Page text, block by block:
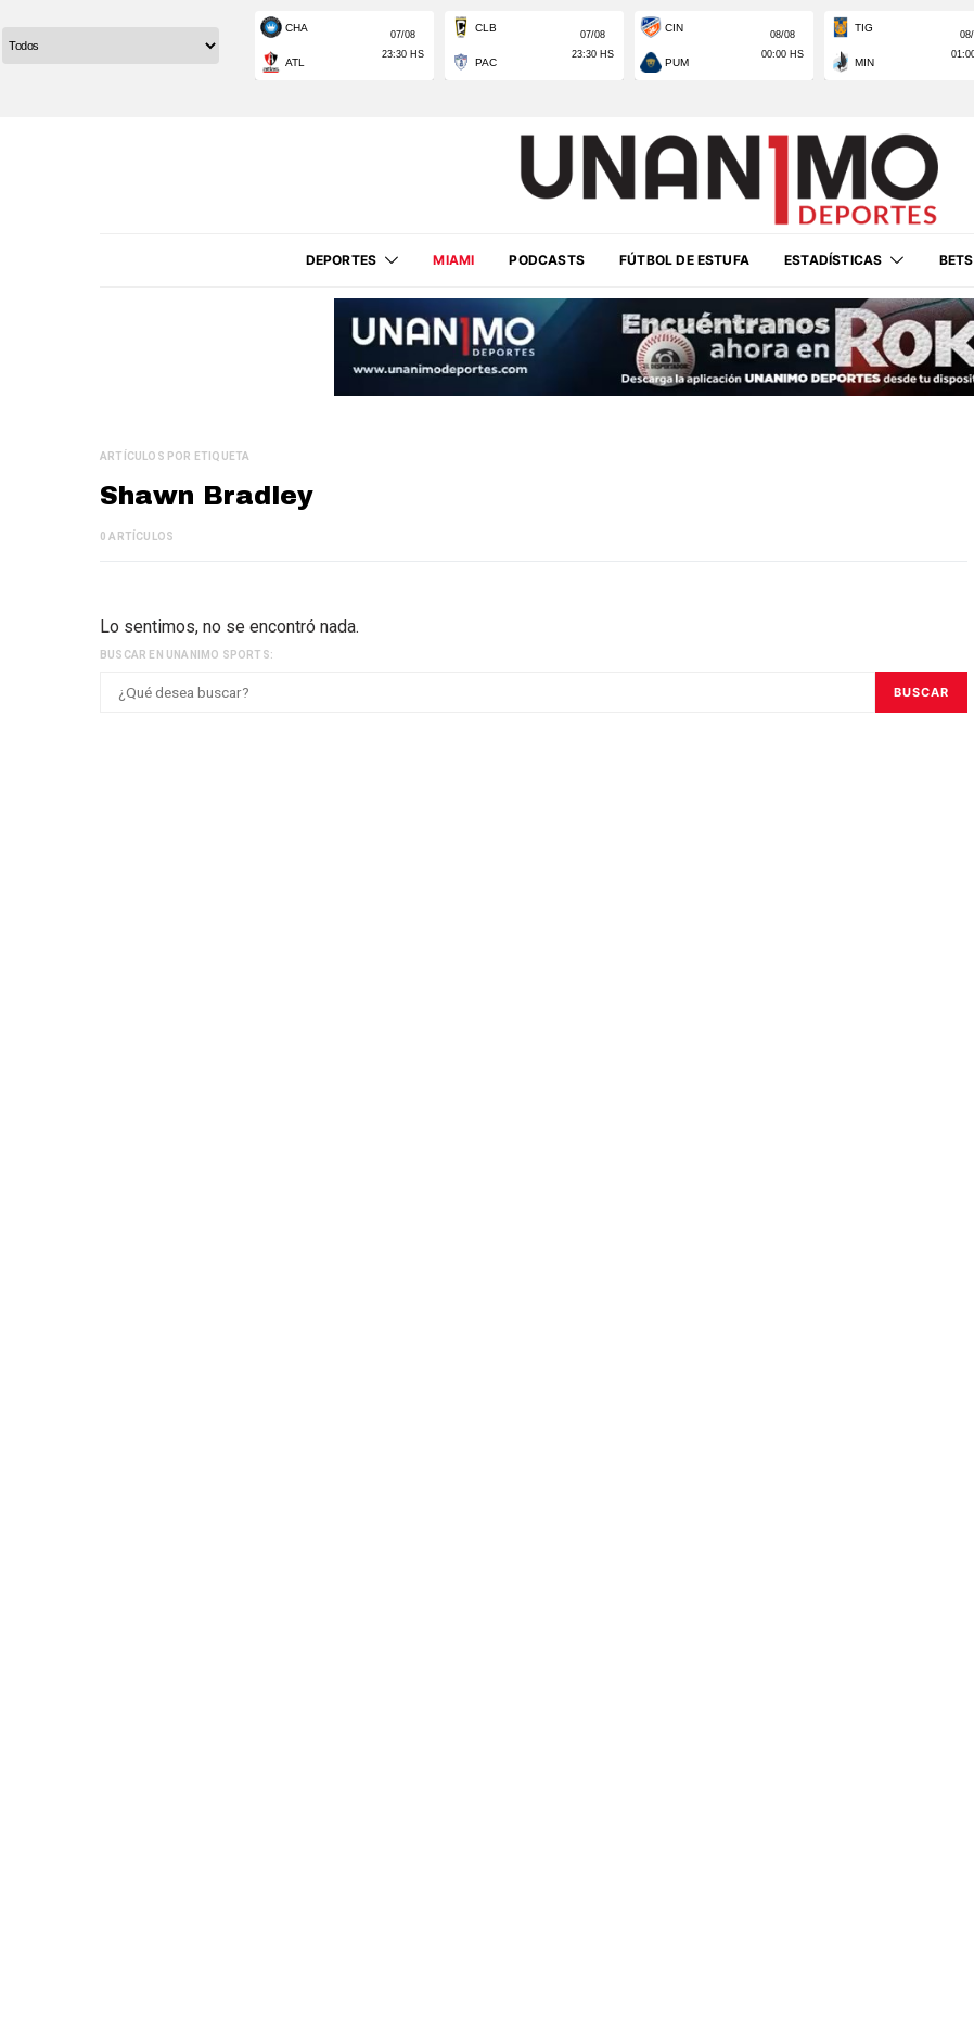
DEPORTES MIAMI PODCASTS FÚTBOL DE ESTUFA ESTADÍSTICAS BETS
ARTÍCULOS POR ETIQUETA
Shawn Bradley
0 ARTÍCULOS
Lo sentimos, no se encontró nada.
BUSCAR EN UNANIMO SPORTS:
BUSCAR